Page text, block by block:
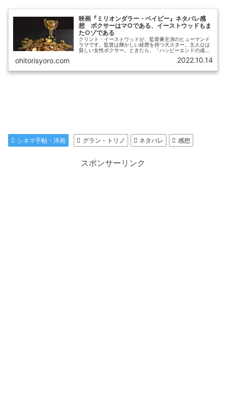
映画『ミリオンダラー・ベイビー』ネタバレ感
想 ボクサーはマ○である、イーストウッドもま
た○ゾである
クリント・イーストウッドが、監督兼主演のヒューマンド
ラマです。監督は輝かしい経歴を持つ大スター。主人公は
貧しい女性ボクサー。ときたら、「ハッピーエンドの成功
物語でしょう！」と思って見始めたのですが、想像はみご
ohitorisyoro.com 2022.10.14
シネマ手帖・洋画 グラン・トリノ ネタバレ 感想
スポンサーリンク